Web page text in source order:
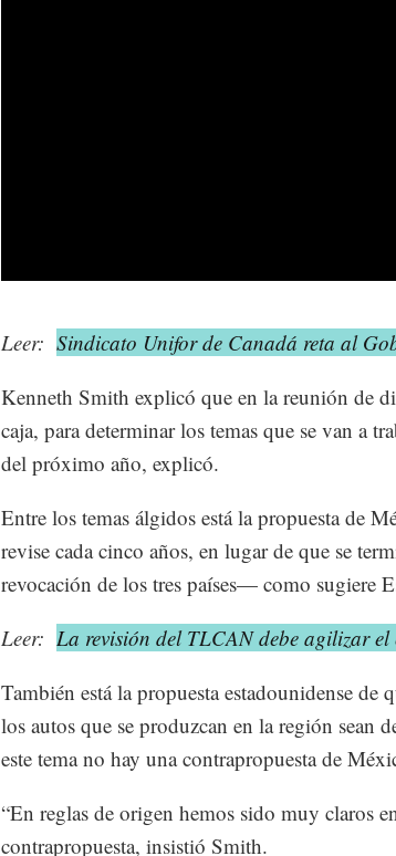
Leer: Sindicato Unifor de Canadá reta al
Kenneth Smith explicó que en la reunión de
caja, para determinar los temas que se van a
del próximo año, explicó.
Entre los temas álgidos está la propuesta de
revise cada cinco años, en lugar de que se
revocación de los tres países— como sugiere
Leer: La revisión del TLCAN debe agilizar
También está la propuesta estadounidense de
los autos que se produzcan en la región sean
este tema no hay una contrapropuesta de
“En reglas de origen hemos sido muy claros
contrapropuesta, insistió Smith.